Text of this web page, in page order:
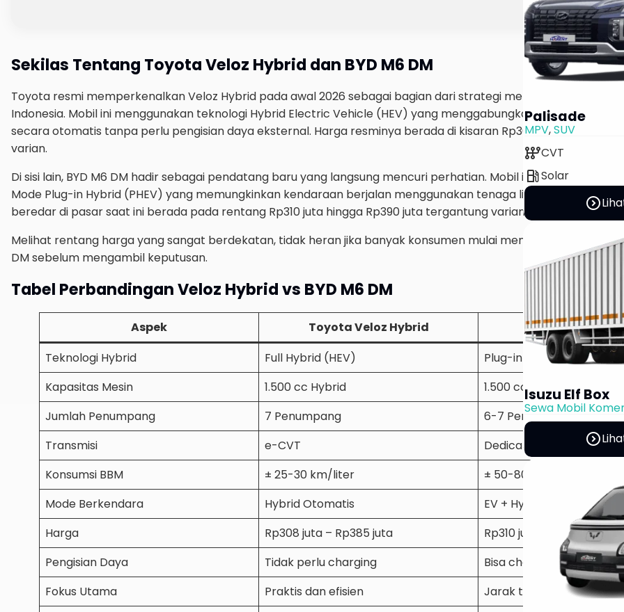
Sekilas Tentang Toyota Veloz Hybrid dan BYD M6 DM
Toyota resmi memperkenalkan Veloz Hybrid pada awal 2026 sebagai bagian dari strategi memperluas
Indonesia. Mobil ini menggunakan teknologi Hybrid Electric Vehicle (HEV) yang menggabungkan mesin bensin
secara otomatis tanpa perlu pengisian daya eksternal. Harga resminya berada di kisaran Rp308 juta hingga
varian.
Di sisi lain, BYD M6 DM hadir sebagai pendatang baru yang langsung mencuri perhatian. Mobil ini menggunakan
Mode Plug-in Hybrid (PHEV) yang memungkinkan kendaraan berjalan menggunakan tenaga listrik dan mesin
beredar di pasar saat ini berada pada rentang Rp310 juta hingga Rp390 juta tergantung varian.
Melihat rentang harga yang sangat berdekatan, tidak heran jika banyak konsumen mulai membandingkan
DM sebelum mengambil keputusan.
Tabel Perbandingan Veloz Hybrid vs BYD M6 DM
Aspek Toyota Veloz Hybrid
BYD M6 DM
Teknologi Hybrid
Full Hybrid (HEV)
Plug-in Hybrid (PHEV)
Kapasitas Mesin
1.500 cc Hybrid
1.500 cc PHEV
Jumlah Penumpang
7 Penumpang
6-7 Penumpang
Transmisi
e-CVT
Dedicated Hybrid
Konsumsi BBM
± 25-30 km/liter
± 50-80 km/liter*
Mode Berkendara
Hybrid Otomatis
EV + Hybrid
Harga
Rp308 juta – Rp385 juta
Rp310 juta – Rp390 juta
Pengisian Daya
Tidak perlu charging
Bisa charging eksternal
Fokus Utama
Praktis dan efisien
Jarak tempuh dan
Palisade
MPV,SUV
auto_transmissionCVT
local_gas_stationSolar
expand_circle_right
Isuzu Elf Box
Sewa Mobil
expand_circle_right